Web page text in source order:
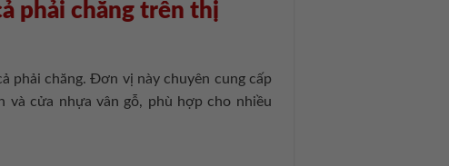
phải chăng trên thị
phải chăng. Đơn vị này chuyên cung cấp
và cửa nhựa vân gỗ, phù hợp cho nhiều